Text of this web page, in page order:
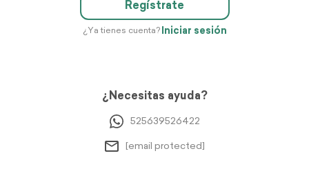
Regístrate
¿Ya tienes cuenta? Iniciar sesión
¿Necesitas ayuda?
525639526422
[email protected]